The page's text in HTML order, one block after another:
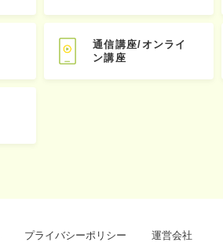
通信講座/オンライ
ン講座
プライバシーポリシー 運営会社